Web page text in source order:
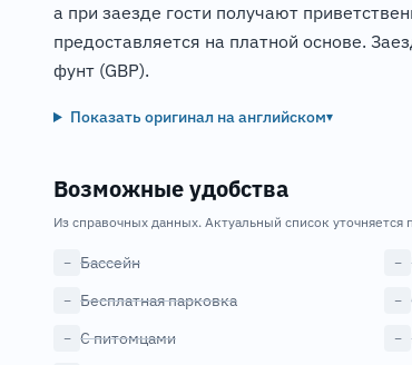
а при заезде гости получают
предоставляется на платной основе.
фунт (GBP).
Показать оригинал на английском▾
Возможные удобства
Из справочных данных. Актуальный список уточняется
− Бассейн −
− Бесплатная парковка −
− С питомцами −